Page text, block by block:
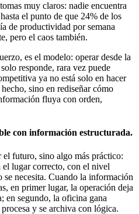
muy claros: nadie encuentra
el punto de que 24% de los
de productividad por semana
pero el caos también.
es el modelo: operar desde la
responde, rara vez puede
ya no está solo en hacer
sino en rediseñar cómo
fluya con orden,
con información estructurada.
futuro, sino algo más práctico:
lugar correcto, con el nivel
necesita. Cuando la información
en primer lugar, la operación deja
en segundo, la oficina gana
y se archiva con lógica.